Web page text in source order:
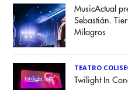
MusicActual
Sebastián.
Milagros
TEATRO
Twilight In